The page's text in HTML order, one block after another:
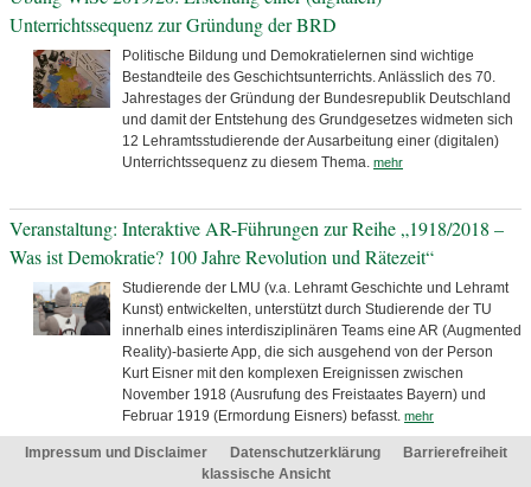
Unterrichtssequenz zur Gründung der BRD
Politische Bildung und Demokratielernen sind wichtige
Bestandteile des Geschichtsunterrichts. Anlässlich des 70.
Jahrestages der Gründung der Bundesrepublik Deutschland
und damit der Entstehung des Grundgesetzes widmeten sich
12 Lehramtsstudierende der Ausarbeitung einer (digitalen)
Unterrichtssequenz zu diesem Thema. mehr
Veranstaltung: Interaktive AR-Führungen zur Reihe „1918/2018 –
Was ist Demokratie? 100 Jahre Revolution und Rätezeit“
Studierende der LMU (v.a. Lehramt Geschichte und Lehramt
Kunst) entwickelten, unterstützt durch Studierende der TU
innerhalb eines interdisziplinären Teams eine AR (Augmented
Reality)-basierte App, die sich ausgehend von der Person
Kurt Eisner mit den komplexen Ereignissen zwischen
November 1918 (Ausrufung des Freistaates Bayern) und
Februar 1919 (Ermordung Eisners) befasst. mehr
Impressum und Disclaimer Datenschutzerklärung
Barrierefreiheit
klassische Ansicht